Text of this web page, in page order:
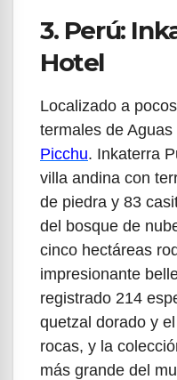
3. Perú:
Hotel
Localizado a
termales de
Picchu. Inkaterra
villa andina con
de piedra y 83
del bosque de
cinco hectáreas
impresionante
registrado 214
quetzal dorado y
rocas, y la
más grande del